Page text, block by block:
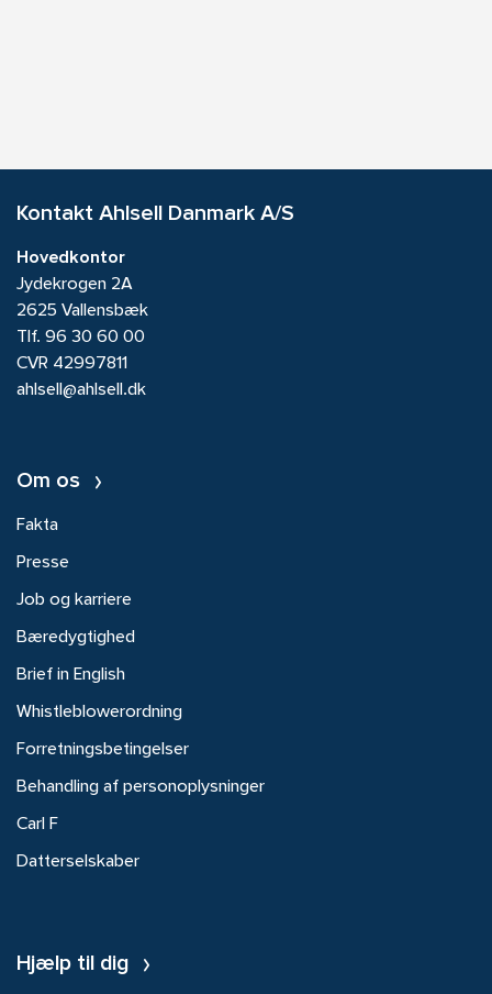
Kontakt Ahlsell Danmark A/S
Hovedkontor
Jydekrogen 2A
2625 Vallensbæk
Tlf. 96 30 60 00
CVR 42997811
ahlsell@ahlsell.dk
Om os
Fakta
Presse
Job og karriere
Bæredygtighed
Brief in English
Whistleblowerordning
Forretningsbetingelser
Behandling af personoplysninger
Carl F
Datterselskaber
Hjælp til dig